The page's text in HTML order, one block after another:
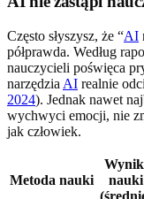
Często słyszysz, że “AI
półprawda. Według
nauczycieli poświęca
narzędzia AI realnie
2024). Jednak nawet
wychwyci emocji, nie
jak człowiek.
Metoda nauki
nauki